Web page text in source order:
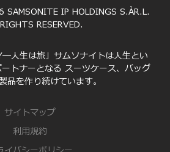
IP HOLDINGS S.ÀR.L.
RESERVED.
人生は旅」サムソナイトは人生とい
トナーとなる スーツケース、バッグ
品を作り続けています。
サイトマップ
利用規約